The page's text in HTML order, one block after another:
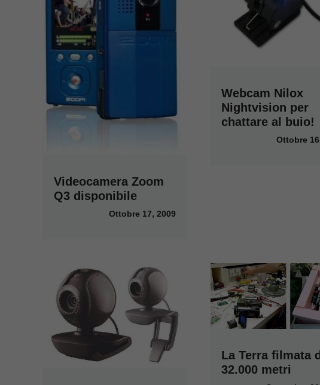
Videocamera Zoom
Q3 disponibile
Ottobre 17, 2009
Webcam Nilox
Nightvision per
chattare al buio!
Ottobre
La Terra filmata
32.000 metri